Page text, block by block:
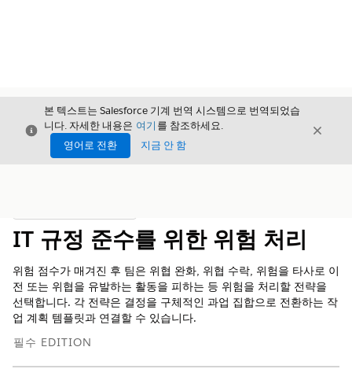
닫기
본 텍스트는 Salesforce 기계 번역 시스템으로 번역되었습
니다. 자세한 내용은 여기 를 참조하세요.
영어로 전환
지금 안 함
닫기
IT 규정 준수를 위한 위험 처리
위험 점수가 매겨진 후 팀은 위협 완화, 위협 수락, 위험을 타사로 이
전 또는 위협을 유발하는 활동을 피하는 등 위험을 처리할 전략을
선택합니다. 각 전략은 결정을 구체적인 과업 집합으로 전환하는 작
업 계획 템플릿과 연결할 수 있습니다.
필수 EDITION